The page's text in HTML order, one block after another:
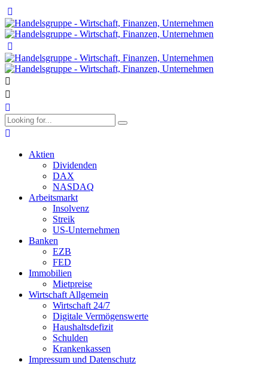
Aktien
Dividenden
DAX
NASDAQ
Arbeitsmarkt
Insolvenz
Streik
US-Unternehmen
Banken
EZB
FED
Immobilien
Mietpreise
Wirtschaft Allgemein
Wirtschaft 24/7
Digitale Vermögenswerte
Haushaltsdefizit
Schulden
Krankenkassen
Impressum und Datenschutz